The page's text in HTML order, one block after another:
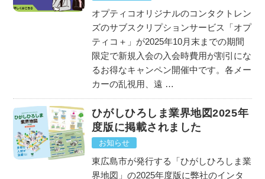
オプティコオリジナルのコンタクトレン
ズのサブスクリプションサービス「オプ
ティコ＋」が2025年10月末までの期間
限定で新規入会の入会時費用が割引にな
るお得なキャンペン開催中です。各メー
カーの乱視用、遠 …
ひがしひろしま業界地図2025年
度版に掲載されました
お知らせ
東広島市が発行する「ひがしひろしま業
界地図」の2025年度版に弊社のインタ